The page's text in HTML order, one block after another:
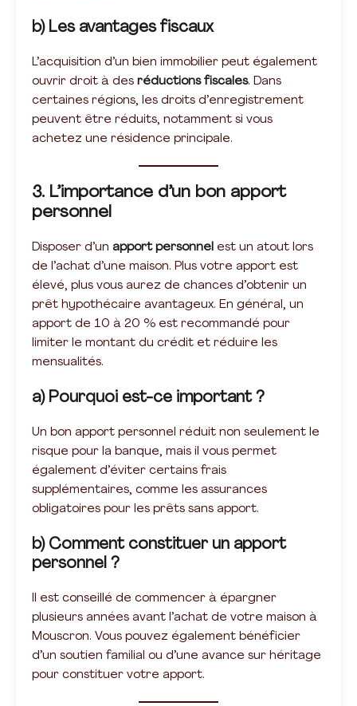
b) Les avantages fiscaux
L’acquisition d’un bien immobilier peut également
ouvrir droit à des réductions fiscales. Dans
certaines régions, les droits d’enregistrement
peuvent être réduits, notamment si vous
achetez une résidence principale.
3. L’importance d’un bon apport
personnel
Disposer d’un apport personnel est un atout lors
de l’achat d’une maison. Plus votre apport est
élevé, plus vous aurez de chances d’obtenir un
prêt hypothécaire avantageux. En général, un
apport de 10 à 20 % est recommandé pour
limiter le montant du crédit et réduire les
mensualités.
a) Pourquoi est-ce important ?
Un bon apport personnel réduit non seulement le
risque pour la banque, mais il vous permet
également d’éviter certains frais
supplémentaires, comme les assurances
obligatoires pour les prêts sans apport.
b) Comment constituer un apport
personnel ?
Il est conseillé de commencer à épargner
plusieurs années avant l’achat de votre maison à
Mouscron. Vous pouvez également bénéficier
d’un soutien familial ou d’une avance sur héritage
pour constituer votre apport.